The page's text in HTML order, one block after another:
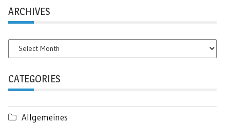
ARCHIVES
Archives
CATEGORIES
Allgemeines